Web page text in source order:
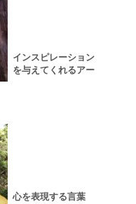
インスピレーション
を与えてくれるアー
心を表現する言葉